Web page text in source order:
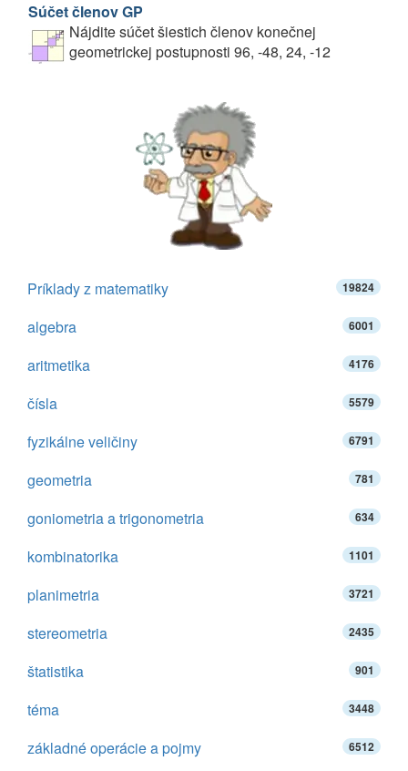
Súčet členov GP
Nájdite súčet šiestich členov konečnej
geometrickej postupnosti 96, -48, 24, -12
Príklady z matematiky 19824
algebra 6001
aritmetika 4176
čísla 5579
fyzikálne veličiny 6791
geometria 781
goniometria a trigonometria 634
kombinatorika 1101
planimetria 3721
stereometria 2435
štatistika 901
téma 3448
základné operácie a pojmy 6512